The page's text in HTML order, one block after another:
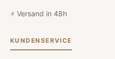
⚡ Versand in 48h
KUNDENSERVICE